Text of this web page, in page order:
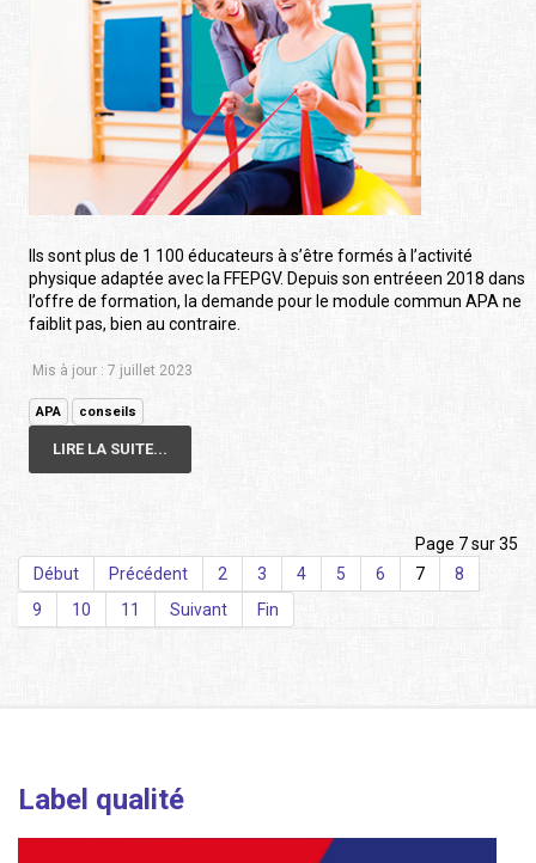
Ils sont plus de 1 100 éducateurs à s’être formés à l’activité
physique adaptée avec la FFEPGV. Depuis son entréeen 2018 dans
l’offre de formation, la demande pour le module commun APA ne
faiblit pas, bien au contraire.
Mis à jour : 7 juillet 2023
APA conseils
LIRE LA SUITE...
Page 7 sur 35
Début
Précédent 2 3 4 5 6 7
8
9
10 11 Suivant Fin
Label qualité